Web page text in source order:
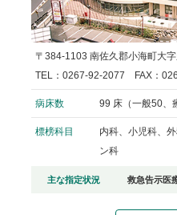
〒384-1103 南佐久郡小海町大
TEL：0267-92-2077 FAX：
病床数 99 床（一般50、
標榜科目
内科、小児科、
ン科
主な指定状況 救急告示医